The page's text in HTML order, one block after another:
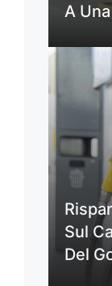
A
Sul
Del